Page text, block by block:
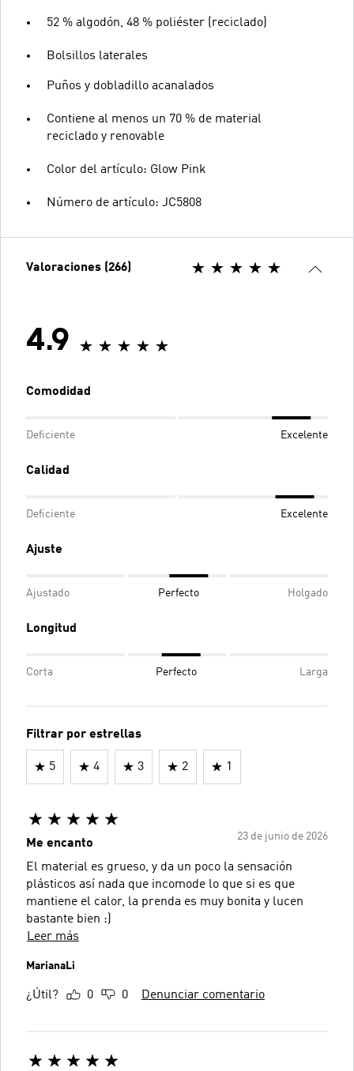
52 % algodón, 48 % poliéster (reciclado)
Bolsillos laterales
Puños y dobladillo acanalados
Contiene al menos un 70 % de material
reciclado y renovable
Color del artículo: Glow Pink
Número de artículo: JC5808
Valoraciones (266)
4.9
Comodidad
Deficiente Excelente
Calidad
Deficiente Excelente
Ajuste
Ajustado Perfecto Holgado
Longitud
Corta Perfecto Larga
Filtrar por estrellas
5 4 3 2 1
23 de junio de 2026
Me encanto
El material es grueso, y da un poco la sensación
plásticos así nada que incomode lo que si es que
mantiene el calor, la prenda es muy bonita y lucen
bastante bien :)
Leer más
MarianaLi
¿Útil? 0 0 Denunciar comentario